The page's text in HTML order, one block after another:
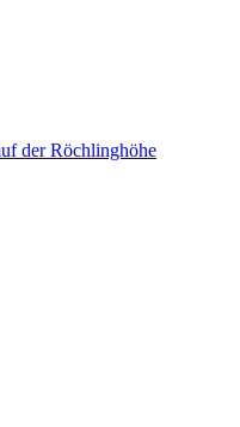
der Röchlinghöhe